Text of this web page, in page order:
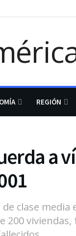
REGIÓN
a
de clase
200